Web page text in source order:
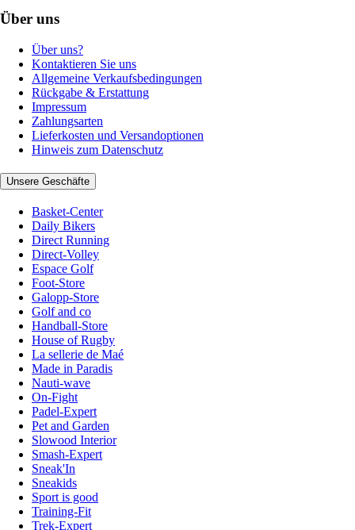
Über uns
Über uns?
Kontaktieren Sie uns
Allgemeine Verkaufsbedingungen
Rückgabe & Erstattung
Impressum
Zahlungsarten
Lieferkosten und Versandoptionen
Hinweis zum Datenschutz
Unsere Geschäfte
Basket-Center
Daily Bikers
Direct Running
Direct-Volley
Espace Golf
Foot-Store
Galopp-Store
Golf and co
Handball-Store
House of Rugby
La sellerie de Maé
Made in Paradis
Nauti-wave
On-Fight
Padel-Expert
Pet and Garden
Slowood Interior
Smash-Expert
Sneak'In
Sneakids
Sport is good
Training-Fit
Trek-Expert